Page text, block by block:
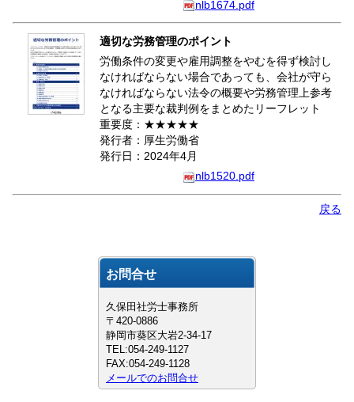
nlb1674.pdf
適切な労務管理のポイント
労働条件の変更や雇用調整をやむを得ず検討し
なければならない場合であっても、会社が守ら
なければならない法令の概要や労務管理上参考
となる主要な裁判例をまとめたリーフレット
重要度：★★★★★
発行者：厚生労働省
発行日：2024年4月
nlb1520.pdf
戻る
お問合せ
久保田社労士事務所
〒420-0886
静岡市葵区大岩2-34-17
TEL:054-249-1127
FAX:054-249-1128
メールでのお問合せ